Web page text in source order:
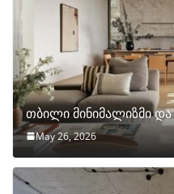
თბილი მინიმალიზმი
May 26, 2026